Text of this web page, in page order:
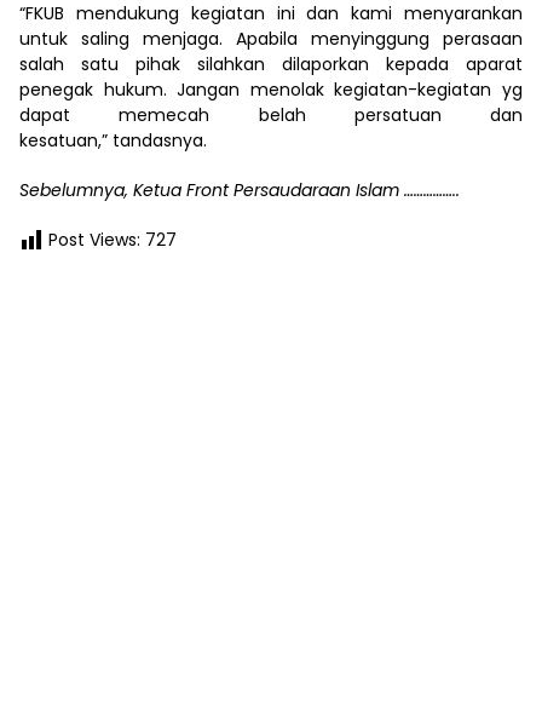
“FKUB mendukung kegiatan ini dan kami menyarankan
untuk saling menjaga. Apabila menyinggung perasaan
salah satu pihak silahkan dilaporkan kepada aparat
penegak hukum. Jangan menolak kegiatan-kegiatan yg
dapat memecah belah persatuan dan
kesatuan,” tandasnya.
Sebelumnya, Ketua Front Persaudaraan Islam ……………..
Post Views: 727